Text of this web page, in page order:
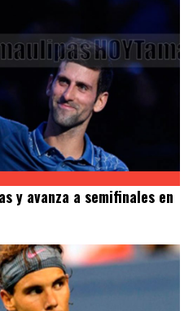
y avanza a semifinales en